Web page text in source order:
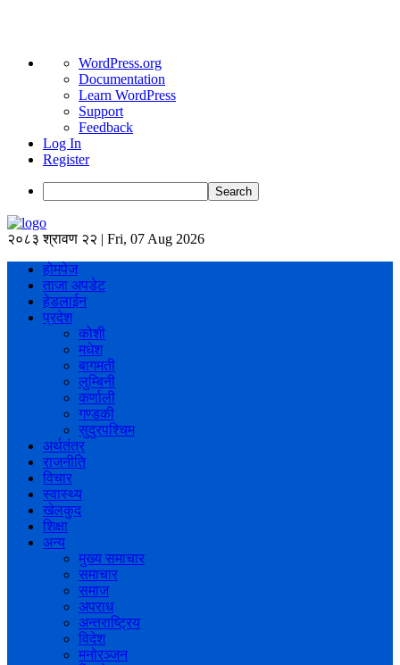
About
WordPress
WordPress.org
Documentation
Learn WordPress
Support
Feedback
Log In
Register
Search
२०८३ श्रावण २२ | Fri, 07 Aug 2026
होमपेज
ताजा अपडेट
हेडलाईन
प्रदेश
कोशी
मधेश
बागमती
लुम्बिनी
कर्णाली
गण्डकी
सुदुरपश्चिम
अर्थतंत्र
राजनीति
विचार
स्वास्थ्य
खेलकुद
शिक्षा
अन्य
मुख्य समाचार
समाचार
समाज
अपराध
अन्तराष्ट्रिय
विदेश
मनोरञ्जन